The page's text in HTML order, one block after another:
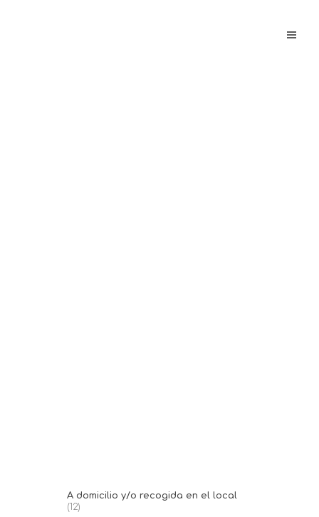
A domicilio y/o recogida en el local
(12)